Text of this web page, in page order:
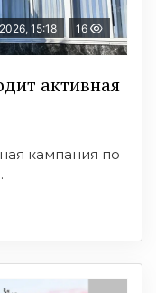
15:18 16
активная
кампания по